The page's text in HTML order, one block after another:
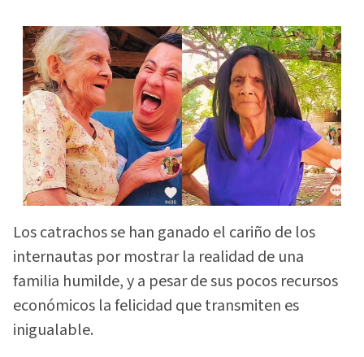
Los catrachos se han ganado el cariño de los
internautas por mostrar la realidad de una
familia humilde, y a pesar de sus pocos recursos
económicos la felicidad que transmiten es
inigualable.